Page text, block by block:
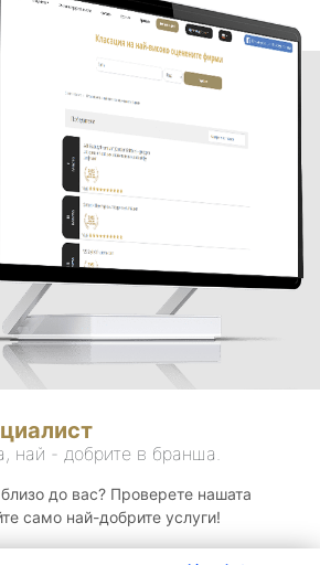
най - добрите в бранша.
до вас? Проверете нашата
само най-добрите услуги!